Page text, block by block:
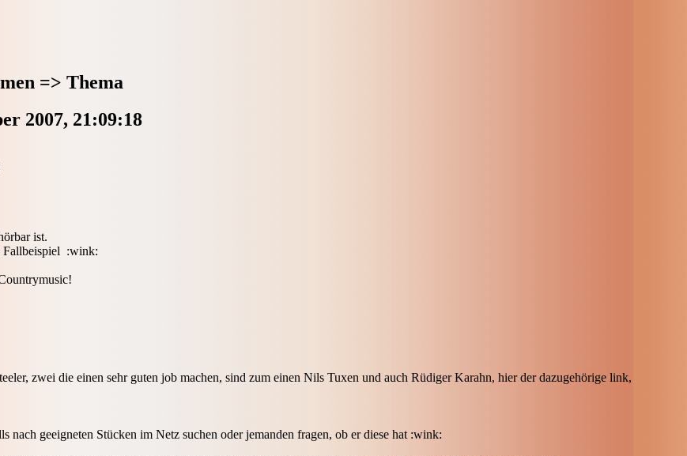
=> Thema
2007, 21:09:18
ist.
Fallbeispiel :wink:
zwei die einen sehr guten job machen, sind zum einen Nils Tuxen und auch Rüdiger Karahn, hier der dazugehörige link,
nach geeigneten Stücken im Netz suchen oder jemanden fragen, ob er diese hat :wink: